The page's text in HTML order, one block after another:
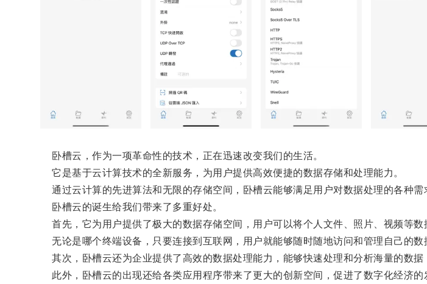
卧槽云，作为一项革命性的技术，正在迅速改变我们的生活。
它是基于云计算技术的全新服务，为用户提供高效便捷的数据存储和处理能力。
通过云计算的先进算法和无限的存储空间，卧槽云能够满足用户对数据处理的各种需
卧槽云的诞生给我们带来了多重好处。
首先，它为用户提供了极大的数据存储空间，用户可以将个人文件、照片、视频等数
无论是哪个终端设备，只要连接到互联网，用户就能够随时随地访问和管理自己的数
其次，卧槽云还为企业提供了高效的数据处理能力，能够快速处理和分析海量的数据
此外，卧槽云的出现还给各类应用程序带来了更大的创新空间，促进了数字化经济的